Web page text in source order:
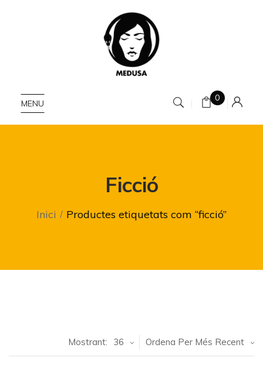
MENU
0
Ficció
Inici Productes etiquetats com “ficció”
Ordena Per Més Recent
Mostrant: 36